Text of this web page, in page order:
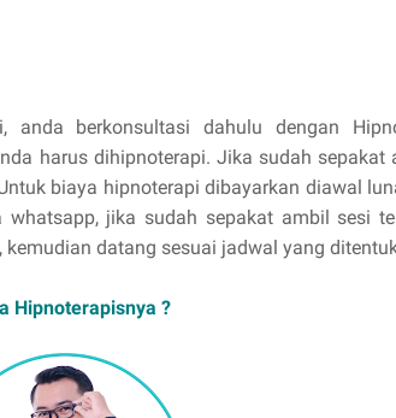
anda berkonsultasi dahulu dengan
harus dihipnoterapi. Jika sudah sepakat
biaya hipnoterapi dibayarkan diawal
jika sudah sepakat ambil sesi
datang sesuai jadwal yang
Hipnoterapisnya ?